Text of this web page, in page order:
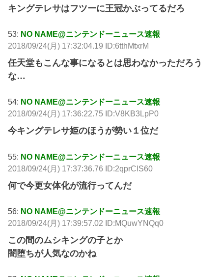
キングテレサはフツーに王冠かぶってるだろ
53: NO NAME@ニンテンドーニュース速報
2018/09/24(月) 17:32:04.19 ID:6tthMtxrM
任天堂もこんな事になるとは思わなかっただろう
な…
54: NO NAME@ニンテンドーニュース速報
2018/09/24(月) 17:36:22.75 ID:V8KB3LpP0
今キングテレサ姫のほうが勢い１位だ
55: NO NAME@ニンテンドーニュース速報
2018/09/24(月) 17:37:36.76 ID:2qprClS60
何で今更女体化が流行ってんだ
56: NO NAME@ニンテンドーニュース速報
2018/09/24(月) 17:39:57.02 ID:MQuwYNQq0
この間のムシキングの子とか
闇堕ちが人気なのかね